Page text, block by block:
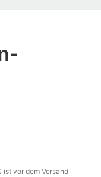
vor dem Versand